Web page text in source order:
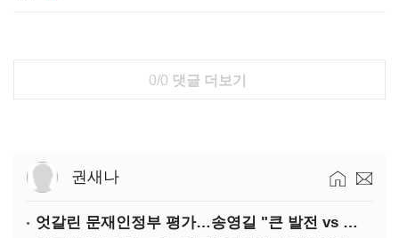
0/0 댓글 더보기
권새나
엇갈린 문재인정부 평가…송영길 "큰 발전 vs 이준석 "기본 점수"